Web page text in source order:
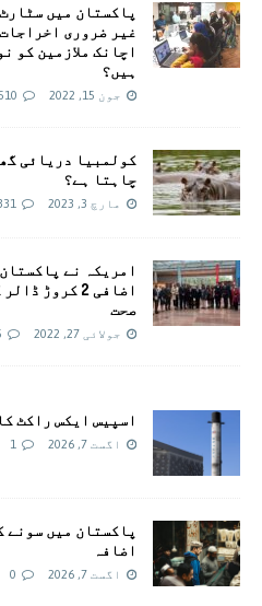
پاکستان میں
غیر ضروری
اچانک ملازمین کو
ہیں؟
جون 15, 2022
کولمبیا دریائی
چاہتا ہے؟
مارچ 3, 2023
امريکہ نے
اضافی 2
صحت
جولائی 27, 2022
اسپیس ایکس راکٹ
اگست 7, 2026 1
اضافہ
اگست 7, 2026 0